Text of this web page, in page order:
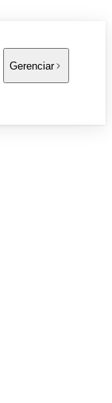
Gerenciar